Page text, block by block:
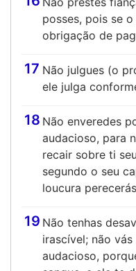
posses, pois se
obrigação de
17 Não julgues (o
ele julga
18 Não enveredes
audacioso, para
recair sobre ti
segundo o seu
loucura
19 Não tenhas
irascível; não
audacioso,